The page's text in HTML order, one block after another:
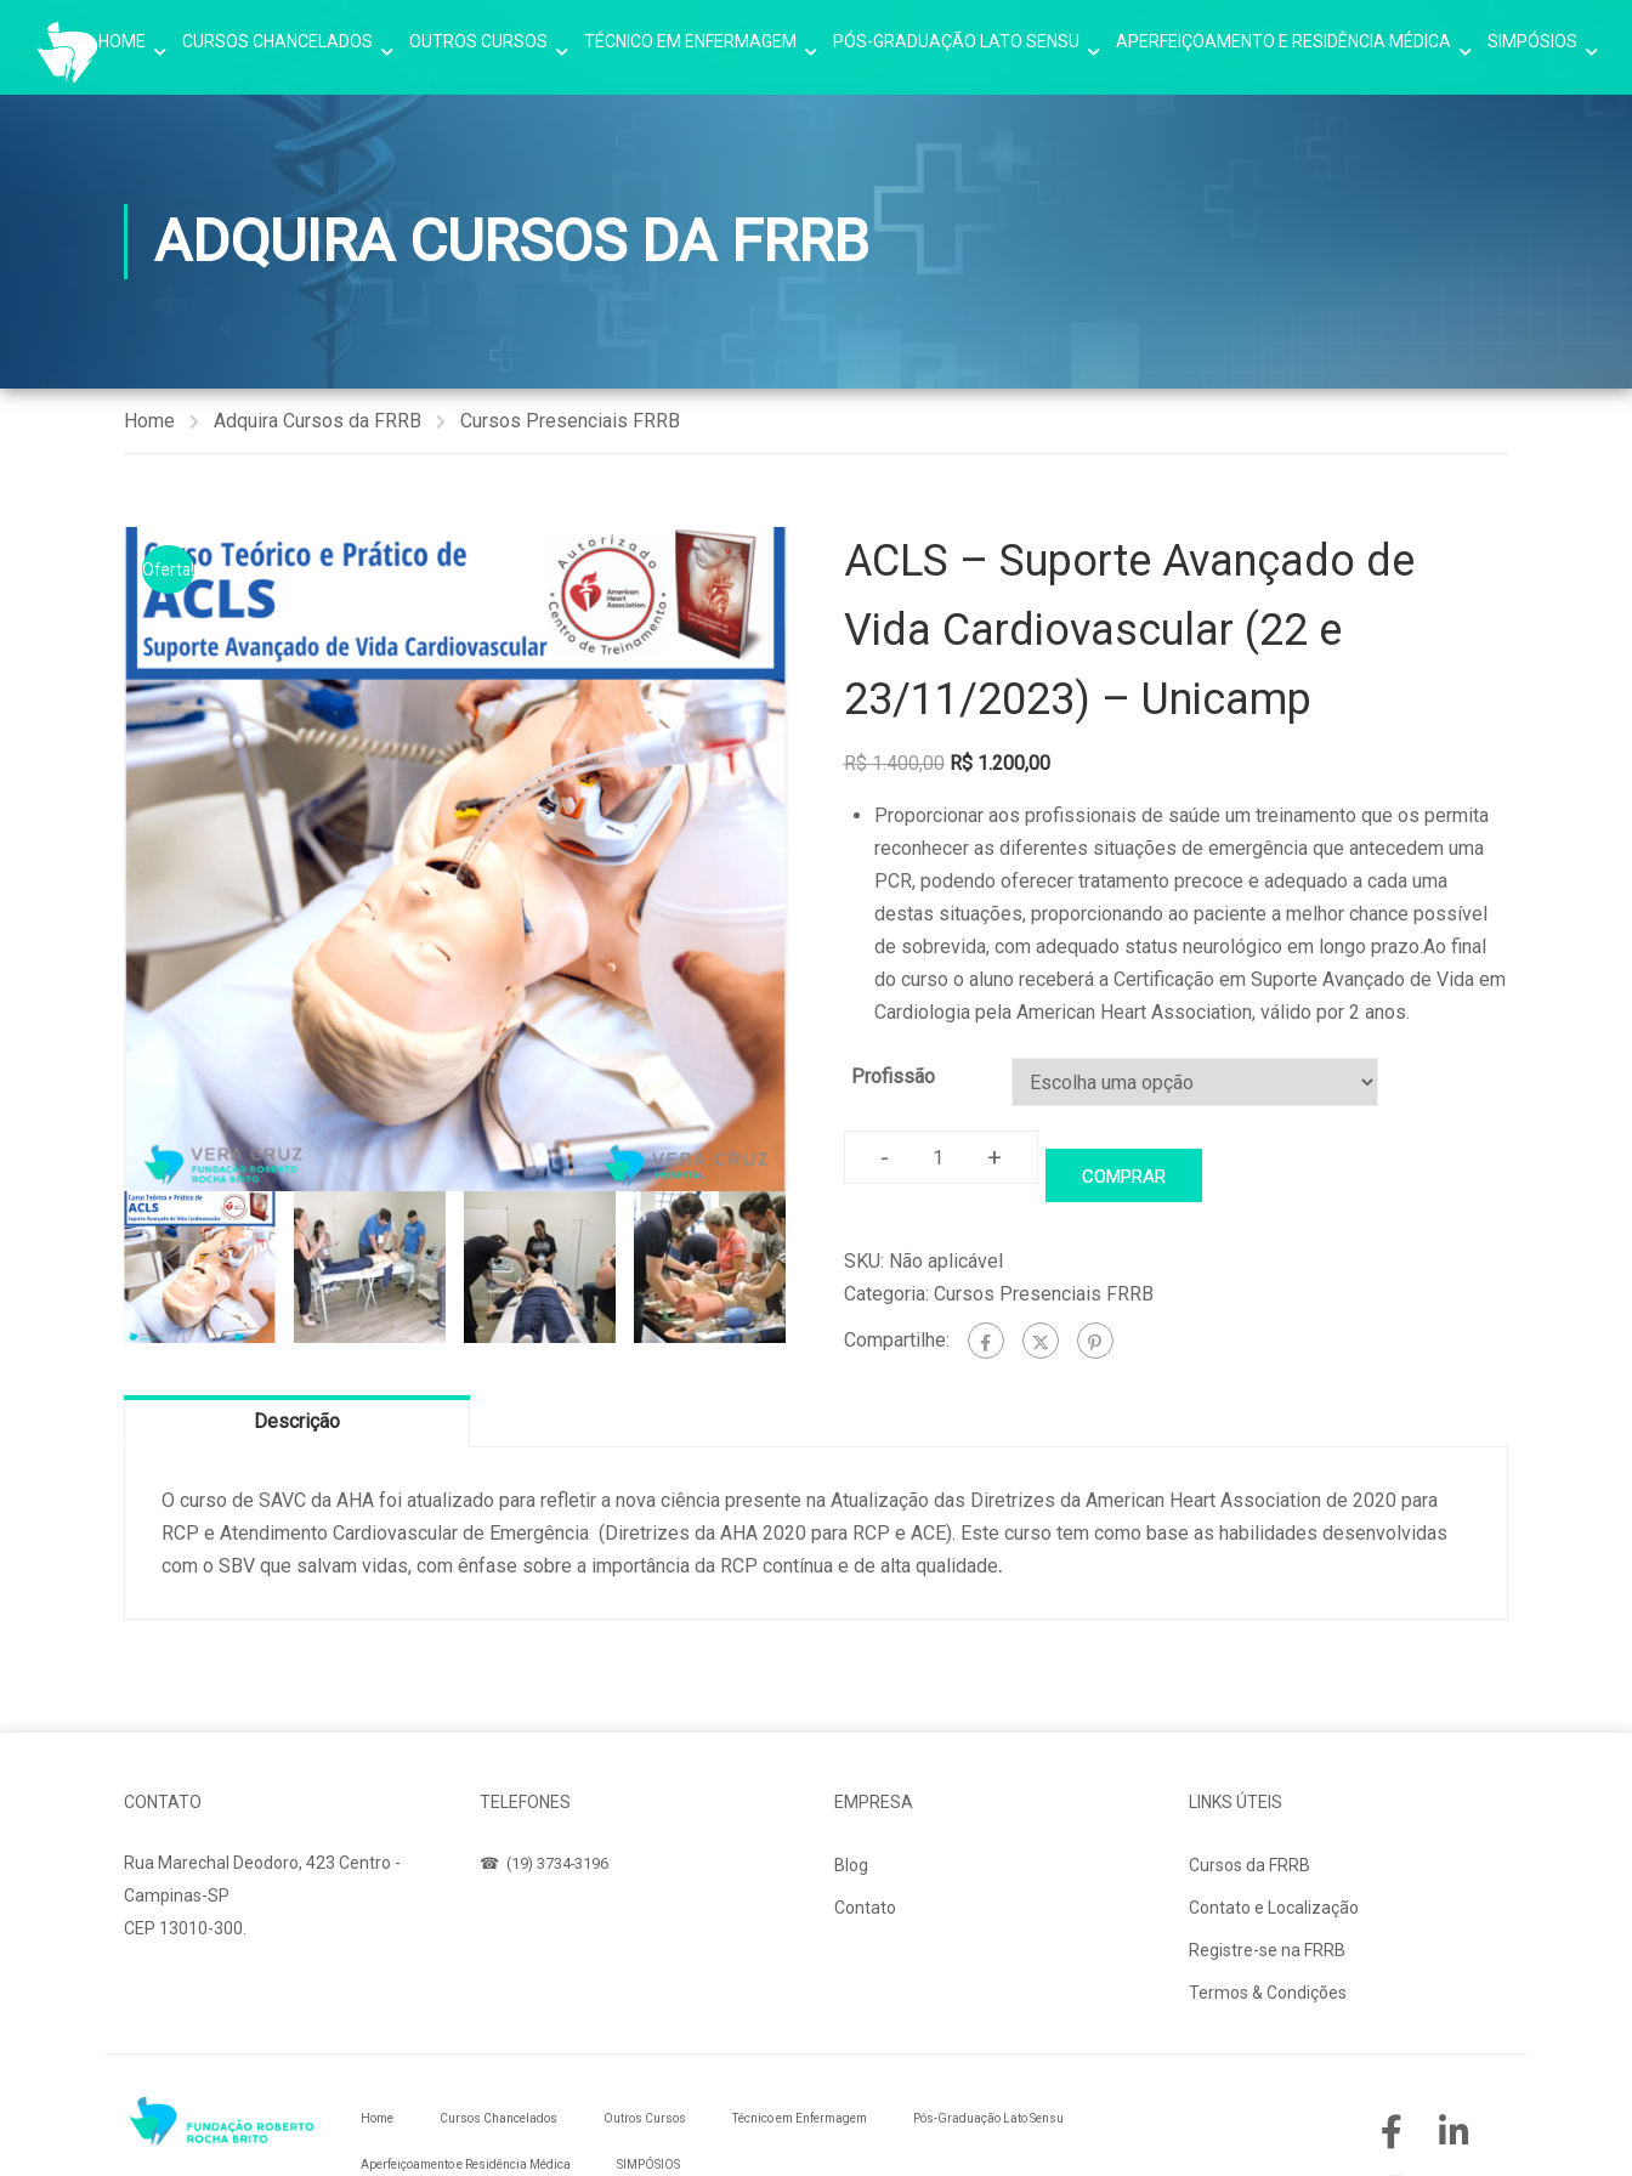
HOME CURSOS CHANCELADOS OUTROS CURSOS TÉCNICO EM ENFERMAGEM PÓS-GRADUAÇÃO LATO SENSU APERFEIÇOAMENTO E RESIDÊNCIA MÉDICA SIMPÓSIOS
ADQUIRA CURSOS DA FRRB
Home Adquira Cursos da FRRB Cursos Presenciais FRRB
Oferta!
ACLS – Suporte Avançado de
Vida Cardiovascular (22 e
23/11/2023) – Unicamp
R$1.400,00 Original
was:
R$ 1.400,00.
R$1.200,00Current
is:
R$ 1.200,00.
Proporcionar aos profissionais de saúde um treinamento que os permita
reconhecer as diferentes situações de emergência que antecedem uma
PCR, podendo oferecer tratamento precoce e adequado a cada uma
destas situações, proporcionando ao paciente a melhor chance possível
de sobrevida, com adequado status neurológico em longo prazo.Ao final
do curso o aluno receberá a Certificação em Suporte Avançado de Vida em
Cardiologia pela American Heart Association, válido por 2 anos.
Profissão
-
ACLS
Avançado
de
Vida
-
Unicamp
quantidade
+
COMPRAR
SKU: Não aplicável
Categoria: Cursos Presenciais FRRB
Compartilhe:
Descrição
O curso de SAVC da AHA foi atualizado para refletir a nova ciência presente na Atualização das Diretrizes da American Heart Association de 2020 para
RCP e Atendimento Cardiovascular de Emergência (Diretrizes da AHA 2020 para RCP e ACE). Este curso tem como base as habilidades desenvolvidas
com o SBV que salvam vidas, com ênfase sobre a importância da RCP contínua e de alta qualidade.
CONTATO
Rua Marechal Deodoro, 423 Centro -
Campinas-SP
CEP 13010-300.
TELEFONES
☎ (19) 3734-3196
EMPRESA
Blog
Contato
LINKS ÚTEIS
Cursos da FRRB
Contato e Localização
Registre-se na FRRB
Termos & Condições
Home Cursos Chancelados Outros Cursos Técnico em Enfermagem Pós-Graduação Lato Sensu
Aperfeiçoamento e Residência Médica SIMPÓSIOS